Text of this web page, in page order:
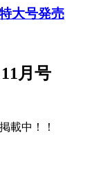
大号発売
11月号
載中！！